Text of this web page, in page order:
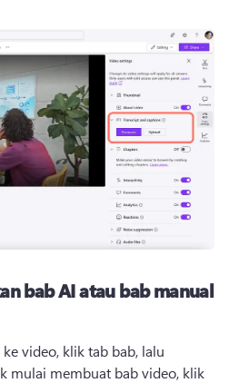
bab AI atau bab manual
video, klik tab bab, lalu
mulai membuat bab video, klik